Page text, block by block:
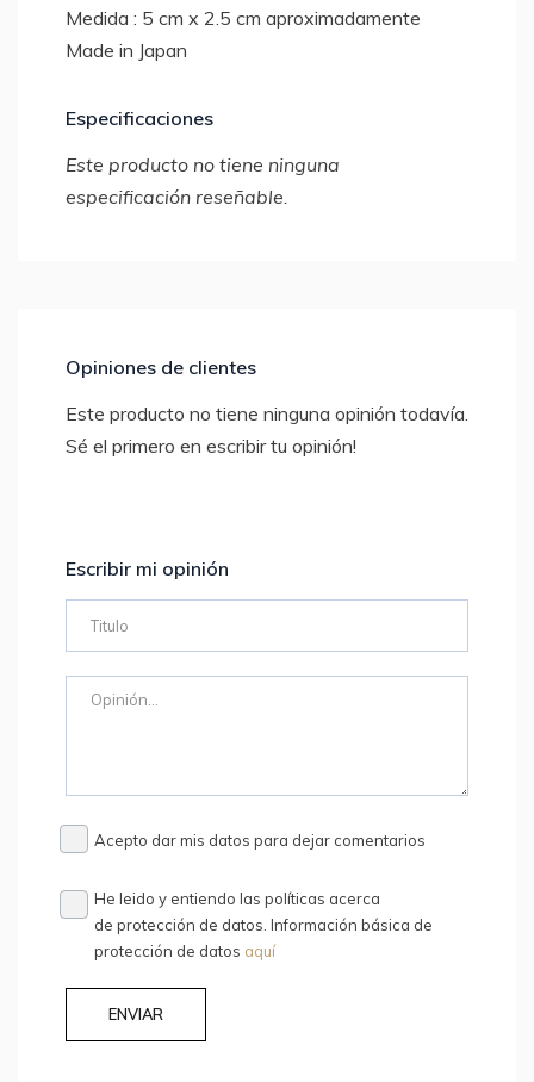
Medida : 5 cm x 2.5 cm aproximadamente
Made in Japan
Especificaciones
Este producto no tiene ninguna
especificación reseñable.
Opiniones de clientes
Este producto no tiene ninguna opinión todavía.
Sé el primero en escribir tu opinión!
Escribir mi opinión
Acepto dar mis datos para dejar comentarios
He leido y entiendo las políticas acerca
de protección de datos. Información básica de
protección de datos aquí
ENVIAR